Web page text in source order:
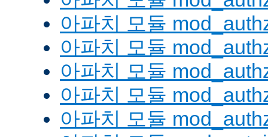
아파치 모듈
아파치 모듈
아파치 모듈
아파치 모듈
아파치 모듈